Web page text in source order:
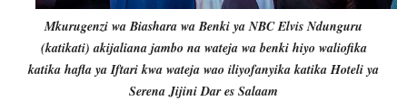
Mkurugenzi wa Biashara wa Benki ya NBC Elvis Ndunguru
(katikati) akijaliana jambo na wateja wa benki hiyo waliofika
katika hafla ya Iftari kwa wateja wao iliyofanyika katika Hoteli ya
Serena Jijini Dar es Salaam